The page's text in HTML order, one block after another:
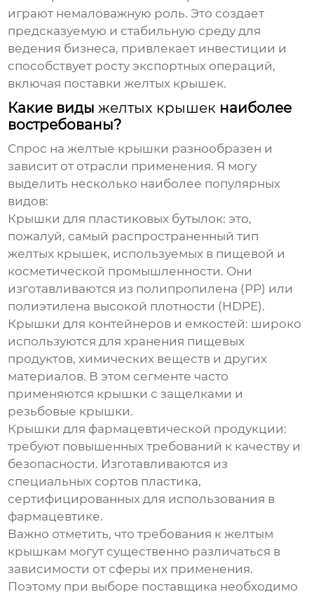
играют немаловажную роль. Это создает
предсказуемую и стабильную среду для
ведения бизнеса, привлекает инвестиции и
способствует росту экспортных операций,
включая поставкижелтых крышек.
Какие видыжелтых крышек наиболее
востребованы?
Спрос нажелтые крышки разнообразен и
зависит от отрасли применения. Я могу
выделить несколько наиболее популярных
видов:
Крышки для пластиковых бутылок: это,
пожалуй, самый распространенный тип
желтых крышек, используемых в пищевой и
косметической промышленности. Они
изготавливаются из полипропилена (PP) или
полиэтилена высокой плотности (HDPE).
Крышки для контейнеров и емкостей: широко
используются для хранения пищевых
продуктов, химических веществ и других
материалов. В этом сегменте часто
применяются крышки с защелками и
резьбовые крышки.
Крышки для фармацевтической продукции:
требуют повышенных требований к качеству и
безопасности. Изготавливаются из
специальных сортов пластика,
сертифицированных для использования в
фармацевтике.
Важно отметить, что требования кжелтым
крышкам могут существенно различаться в
зависимости от сферы их применения.
Поэтому при выборе поставщика необходимо